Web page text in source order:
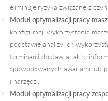
eliminuje ryzyka związane z
Moduł optymalizacji pracy
konfiguracji wykorzystania
podstawie analizy ich
terminami dostaw a także
spowodowanych awariami lub
i narzędzi.
Moduł optymalizacji pracy